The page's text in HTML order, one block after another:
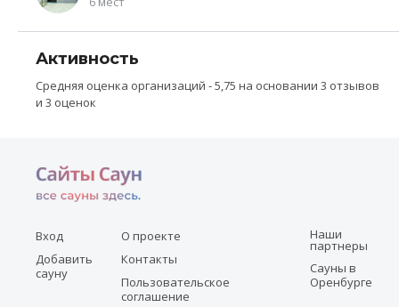
Активность
Средняя оценка организаций - 5,75 на основании 3 отзывов
и 3 оценок
Вход
Добавить
сауну
О проекте
Контакты
Пользовательское
соглашение
Наши
партнеры
Сауны в
Оренбурге